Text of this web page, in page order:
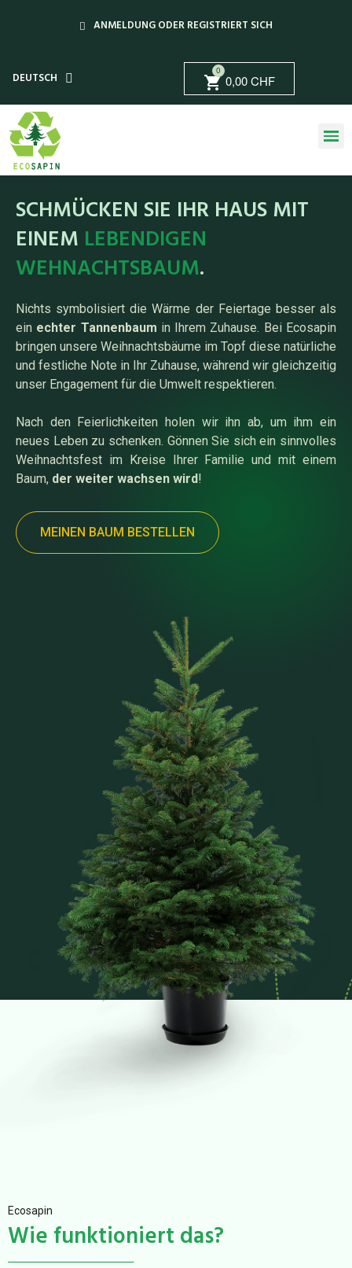
ANMELDUNG ODER REGISTRIERT SICH
DEUTSCH shopping_cart
0
0,00 CHF
SCHMÜCKEN SIE IHR HAUS MIT
EINEM LEBENDIGEN
WEHNACHTSBAUM.
Nichts symbolisiert die Wärme der Feiertage besser als
ein echter Tannenbaum in Ihrem Zuhause. Bei Ecosapin
bringen unsere Weihnachtsbäume im Topf diese natürliche
und festliche Note in Ihr Zuhause, während wir gleichzeitig
unser Engagement für die Umwelt respektieren.
Nach den Feierlichkeiten holen wir ihn ab, um ihm ein
neues Leben zu schenken. Gönnen Sie sich ein sinnvolles
Weihnachtsfest im Kreise Ihrer Familie und mit einem
Baum, der weiter wachsen wird!
MEINEN BAUM BESTELLEN
Ecosapin
Wie funktioniert das?